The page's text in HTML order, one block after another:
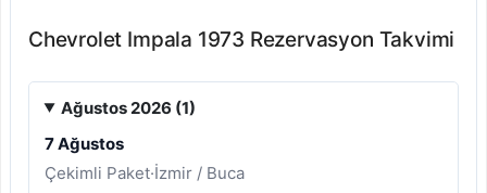
Chevrolet Impala 1973 Rezervasyon Takvimi
Ağustos 2026 (1)
7 Ağustos
Çekimli Paket·İzmir / Buca